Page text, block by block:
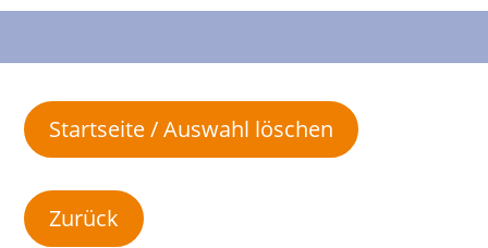
Startseite / Auswahl löschen